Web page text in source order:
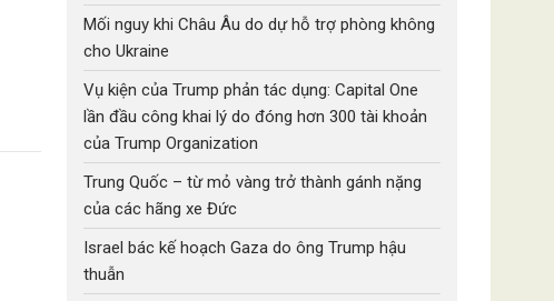
Mối nguy khi Châu Âu do dự hỗ trợ phòng không
cho Ukraine
Vụ kiện của Trump phản tác dụng: Capital One
lần đầu công khai lý do đóng hơn 300 tài khoản
của Trump Organization
Trung Quốc – từ mỏ vàng trở thành gánh nặng
của các hãng xe Đức
Israel bác kế hoạch Gaza do ông Trump hậu
thuẫn